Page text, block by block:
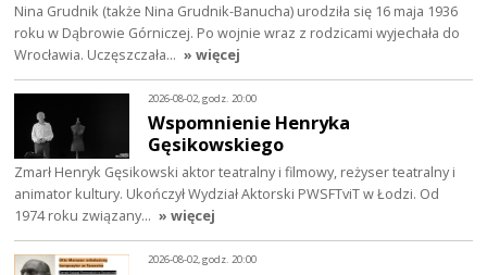
Nina Grudnik (także Nina Grudnik-Banucha) urodziła się 16 maja 1936
roku w Dąbrowie Górniczej. Po wojnie wraz z rodzicami wyjechała do
Wrocławia. Uczęszczała… » więcej
2026-08-02, godz. 20:00
Wspomnienie Henryka
Gęsikowskiego
Zmarł Henryk Gęsikowski aktor teatralny i filmowy, reżyser teatralny i
animator kultury. Ukończył Wydział Aktorski PWSFTviT w Łodzi. Od
1974 roku związany… » więcej
2026-08-02, godz. 20:00